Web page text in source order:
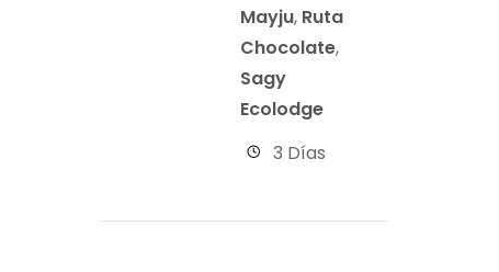
Mayju, Ruta
Chocolate,
Sagy
Ecolodge
3 Días